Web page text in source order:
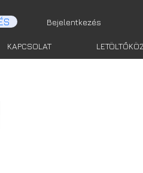
Bejelentkezés
KAPCSOLAT